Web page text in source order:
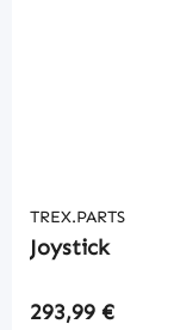
TREX.PARTS
Joystick
Regulärer Preis:
293,99 €